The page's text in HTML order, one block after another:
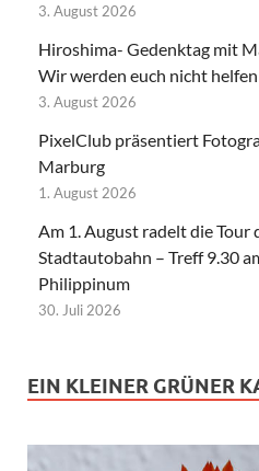
3. August 2026
Hiroshima- Gedenktag mit
Wir werden euch nicht
3. August 2026
PixelClub präsentiert
Marburg
1. August 2026
Am 1. August radelt die Tour
Stadtautobahn – Treff 9.30
Philippinum
30. Juli 2026
EIN KLEINER GRÜNER